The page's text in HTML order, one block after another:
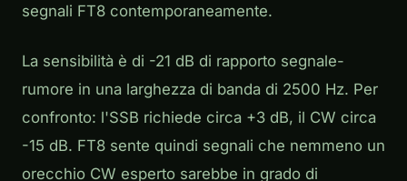
segnali FT8 contemporaneamente.
La sensibilità è di -21 dB di rapporto segnale-
rumore in una larghezza di banda di 2500 Hz. Per
confronto: l'SSB richiede circa +3 dB, il CW circa
-15 dB. FT8 sente quindi segnali che nemmeno un
orecchio CW esperto sarebbe in grado di